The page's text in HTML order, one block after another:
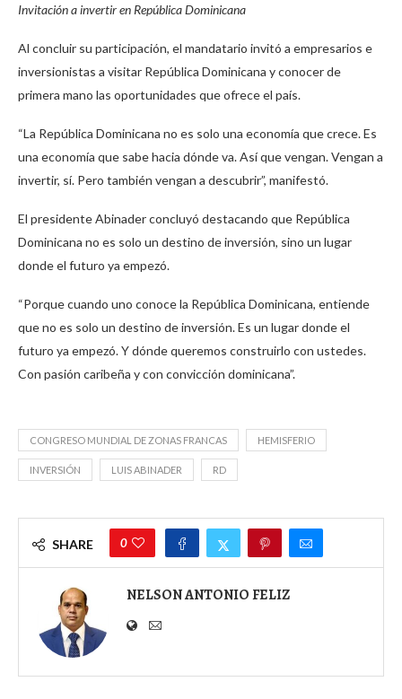
Invitación a invertir en República Dominicana
Al concluir su participación, el mandatario invitó a empresarios e
inversionistas a visitar República Dominicana y conocer de
primera mano las oportunidades que ofrece el país.
“La República Dominicana no es solo una economía que crece. Es
una economía que sabe hacia dónde va. Así que vengan. Vengan a
invertir, sí. Pero también vengan a descubrir”, manifestó.
El presidente Abinader concluyó destacando que República
Dominicana no es solo un destino de inversión, sino un lugar
donde el futuro ya empezó.
“Porque cuando uno conoce la República Dominicana, entiende
que no es solo un destino de inversión. Es un lugar donde el
futuro ya empezó. Y dónde queremos construirlo con ustedes.
Con pasión caribeña y con convicción dominicana”.
CONGRESO MUNDIAL DE ZONAS FRANCAS HEMISFERIO
INVERSIÓN LUIS ABINADER RD
SHARE 0
NELSON ANTONIO FELIZ